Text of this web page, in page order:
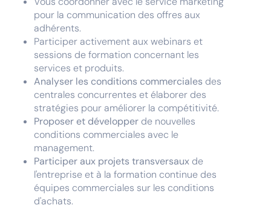
pour la communication des offres aux
adhérents.
Participer activement aux webinars et
sessions de formation concernant les
services et produits.
Analyser les conditions commerciales des
centrales concurrentes et élaborer des
stratégies pour améliorer la compétitivité.
Proposer et développer de nouvelles
conditions commerciales avec le
management.
Participer aux projets transversaux de
l'entreprise et à la formation continue des
équipes commerciales sur les conditions
d'achats.